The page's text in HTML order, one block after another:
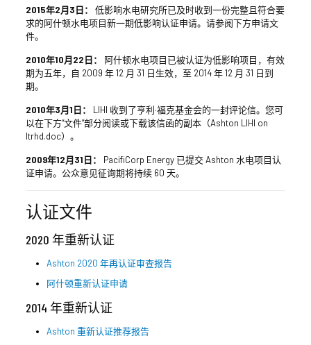
2015年2月3日：
低影响水电研究所已及时收到一份完整且符合要
求的阿什顿水电项目新一期低影响认证申请。请参阅下方申请文
件。
2010年10月22日：
阿什顿水电项目已被认证为低影响项目，有效
期为五年，自 2009 年 12 月 31 日生效，至 2014 年 12 月 31 日到
期。
2010年3月1日：
LIHI 收到了亨利·福克基金会的一封评论信。您可
以在下方“文件”部分阅读或下载该信函的副本（Ashton LIHI on
ltrhd.doc）。
2009年12月31日：
PacifiCorp Energy 已提交 Ashton 水电项目认
证申请。公众意见征询期将持续 60 天。
认证文件
2020 年重新认证
Ashton 2020 年再认证审查报告
阿什顿重新认证申请
2014 年重新认证
Ashton 重新认证推荐报告